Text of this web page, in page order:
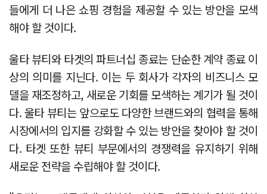
들에게 더 나은 쇼핑 경험을 제공할 수 있는 방안을 모색
해야 할 것이다.
울타 뷰티와 타겟의 파트너십 종료는 단순한 계약 종료 이
상의 의미를 지닌다. 이는 두 회사가 각자의 비즈니스 모
델을 재조정하고, 새로운 기회를 모색하는 계기가 될 것이
다. 울타 뷰티는 앞으로도 다양한 브랜드와의 협력을 통해
시장에서의 입지를 강화할 수 있는 방안을 찾아야 할 것이
다. 타겟 또한 뷰티 부문에서의 경쟁력을 유지하기 위해
새로운 전략을 수립해야 할 것이다.